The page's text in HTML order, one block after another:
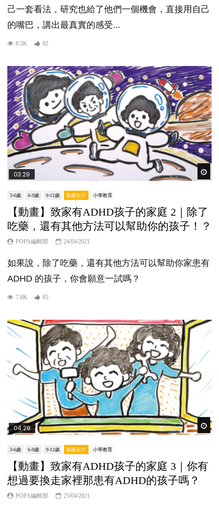
己一套看法，研究也給了他們一個機會，直接用自己
的嘴巴，講出最真實的感受...
8.5K 82
03:29
3-6歲 6-9歲 9-12歲 動畫短片 小學教育
【動畫】致家有ADHD孩子的家庭 2｜除了
吃藥，還有其他方法可以幫助你的孩子！？
POPA編輯部 24/04/2021
如果說，除了吃藥，還有其他方法可以幫助你家患有
ADHD 的孩子，你會願意一試嗎？
7.8K 85
04:29
3-6歲 6-9歲 9-12歲 動畫短片 小學教育
【動畫】致家有ADHD孩子的家庭 3｜你有
想過要換走家裡那患有ADHD的孩子嗎？
POPA編輯部 25/04/2021